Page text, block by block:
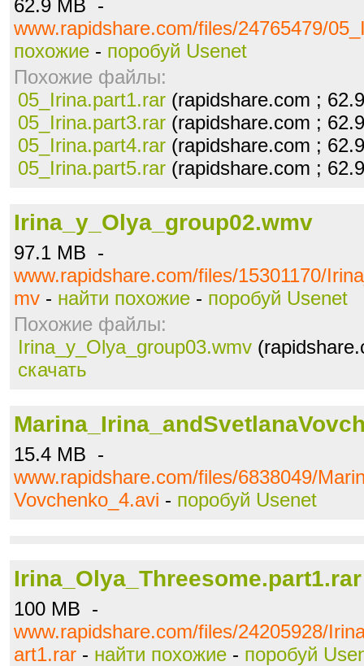
62.9 MB -
www.rapidshare.com/files/24765479/
похожие - поробуй Usenet
Похожие файлы:
05_Irina.part1.rar (rapidshare.com ;
05_Irina.part3.rar (rapidshare.com ;
05_Irina.part4.rar (rapidshare.com ;
05_Irina.part5.rar (rapidshare.com ;
Irina_y_Olya_group02.wmv
97.1 MB -
www.rapidshare.com/files/15301170/
mv - найти похожие - поробуй Usenet
Похожие файлы:
Irina_y_Olya_group03.wmv
скачать
15.4 MB -
www.rapidshare.com/files/6838049/
Vovchenko_4.avi - поробуй Usenet
Irina_Olya_Threesome.part1.rar
100 MB -
www.rapidshare.com/files/24205928/
art1.rar - найти похожие - поробуй